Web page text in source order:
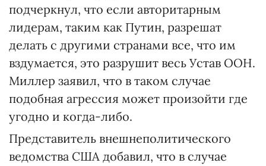
подчеркнул, что если авторитарным
лидерам, таким как Путин, разрешат
делать с другими странами все, что им
вздумается, это разрушит весь Устав ООН.
Миллер заявил, что в таком случае
подобная агрессия может произойти где
угодно и когда-либо.
Представитель внешнеполитического
ведомства США добавил, что в случае